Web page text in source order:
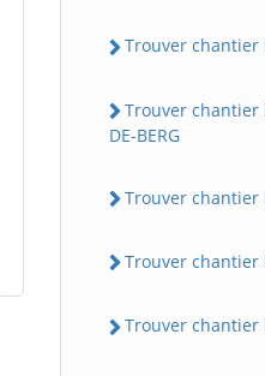
Trouver chantier
Trouver chantier
DE-BERG
Trouver chantier
Trouver chantier
Trouver chantier